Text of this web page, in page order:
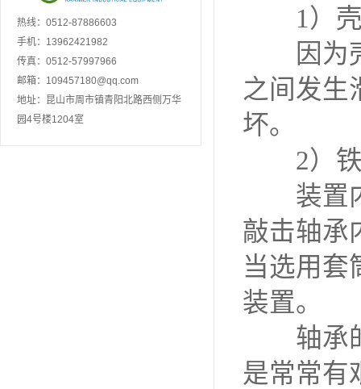
1）壳
因为壳
之间发生
坏。
2）铁
装置内
敲击轴承
当选用套
装置。
轴承的
是常常有
热线：0512-87886603
手机：13962421982
传真：0512-57997966
邮箱： 109457180@qq.com
地址：昆山市周市镇青阳北路西侧万华
园4号楼1204室